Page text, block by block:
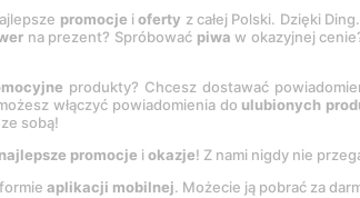
promocje ioferty z całej Polski. Dzięki
na prezent? Spróbować piwa w okazyjnej
produkty? Chcesz dostawać
włączyć powiadomienia do ulubionych
sobą!
najlepsze promocje i okazje! Z nami nigdy nie
aplikacji mobilnej. Możecie ją pobrać za